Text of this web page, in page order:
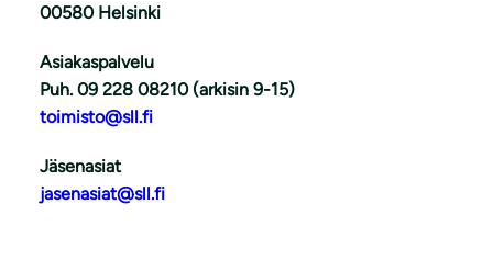
00580 Helsinki
Asiakaspalvelu
Puh. 09 228 08210 (arkisin 9-15)
toimisto@sll.fi
Jäsenasiat
jasenasiat@sll.fi